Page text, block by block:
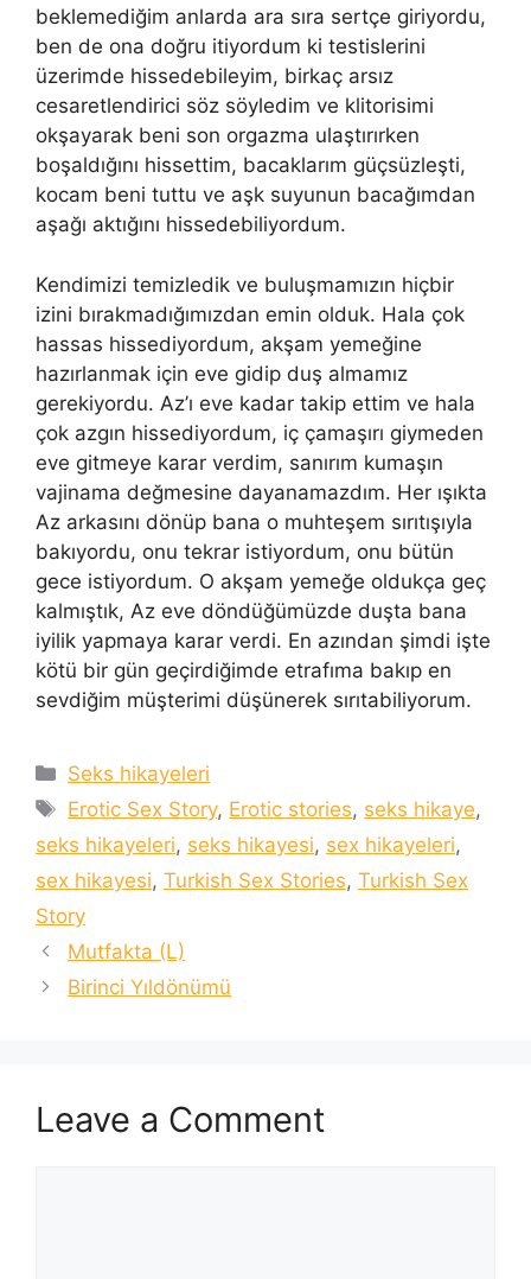
beklemediğim anlarda ara sıra sertçe giriyordu,
ben de ona doğru itiyordum ki testislerini
üzerimde hissedebileyim, birkaç arsız
cesaretlendirici söz söyledim ve klitorisimi
okşayarak beni son orgazma ulaştırırken
boşaldığını hissettim, bacaklarım güçsüzleşti,
kocam beni tuttu ve aşk suyunun bacağımdan
aşağı aktığını hissedebiliyordum.
Kendimizi temizledik ve buluşmamızın hiçbir
izini bırakmadığımızdan emin olduk. Hala çok
hassas hissediyordum, akşam yemeğine
hazırlanmak için eve gidip duş almamız
gerekiyordu. Az’ı eve kadar takip ettim ve hala
çok azgın hissediyordum, iç çamaşırı giymeden
eve gitmeye karar verdim, sanırım kumaşın
vajinama değmesine dayanamazdım. Her ışıkta
Az arkasını dönüp bana o muhteşem sırıtışıyla
bakıyordu, onu tekrar istiyordum, onu bütün
gece istiyordum. O akşam yemeğe oldukça geç
kalmıştık, Az eve döndüğümüzde duşta bana
iyilik yapmaya karar verdi. En azından şimdi işte
kötü bir gün geçirdiğimde etrafıma bakıp en
sevdiğim müşterimi düşünerek sırıtabiliyorum.
Categories
Seks hikayeleri
Tags
Erotic Sex Story, Erotic stories, seks hikaye,
seks hikayeleri, seks hikayesi, sex hikayeleri,
sex hikayesi, Turkish Sex Stories, Turkish Sex
Story
Mutfakta (L)
Birinci Yıldönümü
Leave a Comment